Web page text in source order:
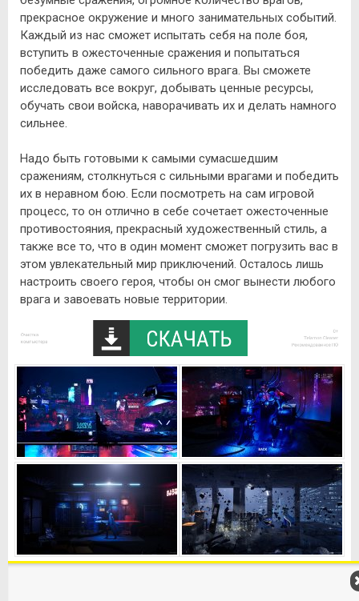
прекрасное окружение и много занимательных событий.
Каждый из нас сможет испытать себя на поле боя,
вступить в ожесточенные сражения и попытаться
победить даже самого сильного врага. Вы сможете
исследовать все вокруг, добывать ценные ресурсы,
обучать свои войска, наворачивать их и делать намного
сильнее.
Надо быть готовыми к самыми сумасшедшим
сражениям, столкнуться с сильными врагами и победить
их в неравном бою. Если посмотреть на сам игровой
процесс, то он отлично в себе сочетает ожесточенные
противостояния, прекрасный художественный стиль, а
также все то, что в один момент сможет погрузить вас в
этом увлекательный мир приключений. Осталось лишь
настроить своего героя, чтобы он смог вынести любого
врага и завоевать новые территории.